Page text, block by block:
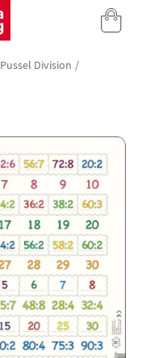
Mina Sidor
Pussel Division